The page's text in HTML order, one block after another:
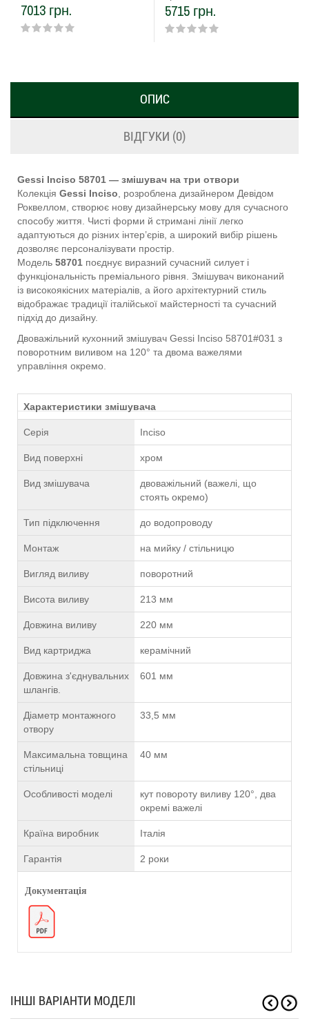
7013 грн. 5715 грн.
ОПИС
ВІДГУКИ (0)
Gessi Inciso 58701 — змішувач на три отвори
Колекція Gessi Inciso , розроблена дизайнером Девідом
Роквеллом, створює нову дизайнерську мову для сучасного
способу життя. Чисті форми й стримані лінії легко
адаптуються до різних інтер’єрів, а широкий вибір рішень
дозволяє персоналізувати простір.
Модель 58701 поєднує виразний сучасний силует і
функціональність преміального рівня. Змішувач виконаний
із високоякісних матеріалів, а його архітектурний стиль
відображає традиції італійської майстерності та сучасний
підхід до дизайну.
Двоважільний кухонний змішувач Gessi Inciso 58701#031 з
поворотним виливом на 120° та двома важелями
управління окремо.
Характеристики змішувача
Серія Inciso
Вид поверхні хром
Вид змішувача
двоважільний (важелі, що
стоять окремо)
Тип підключення до водопроводу
Монтаж на мийку / стільницю
Вигляд виливу поворотний
Висота виливу 213 мм
Довжина виливу 220 мм
Вид картриджа керамічний
Довжина з'єднувальних
шлангів.
601 мм
Діаметр монтажного
отвору
33,5 мм
Максимальна товщина
стільниці
40 мм
Особливості моделі
кут повороту виливу 120°, два
окремі важелі
Країна виробник Італія
Гарантія 2 роки
Документація
ІНШІ ВАРІАНТИ МОДЕЛІ